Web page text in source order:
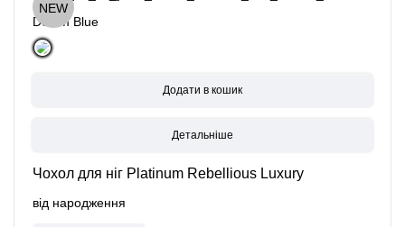
NEW
Denim Blue
Детальніше
Чохол для ніг Platinum Rebellious Luxury
від народження